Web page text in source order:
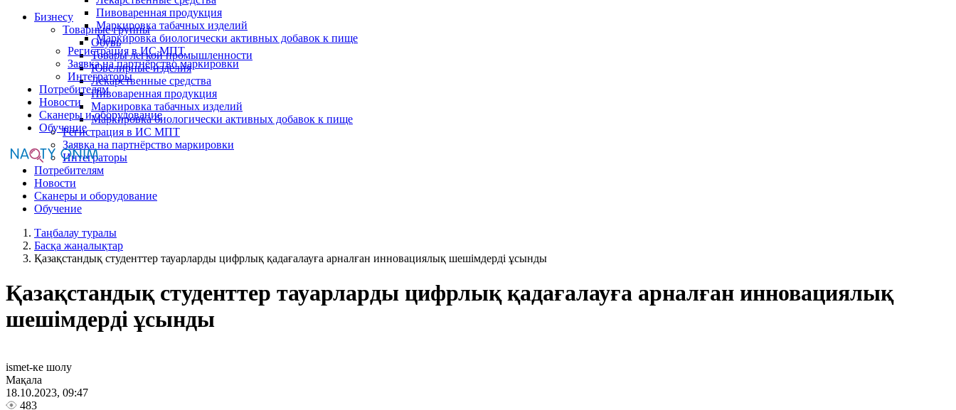
Пивоваренная продукция
Маркировка табачных изделий
Маркировка биологически активных добавок к пище
Регистрация в ИС МПТ
Заявка на партнёрство маркировки
Интеграторы
Потребителям
Новости
Сканеры и оборудование
Обучение
Бизнесу
Товарные группы
Обувь
Товары легкой промышленности
Ювелирные изделия
Лекарственные средства
Пивоваренная продукция
Маркировка табачных изделий
Маркировка биологически активных добавок к пище
Регистрация в ИС МПТ
Заявка на партнёрство маркировки
Интеграторы
Потребителям
Новости
Сканеры и оборудование
Обучение
Таңбалау туралы
Басқа жаңалықтар
Қазақстандық студенттер тауарларды цифрлық қадағалауға арналған инновациялық шешімдерді ұсынды
Қазақстандық студенттер тауарларды цифрлық қадағалауға арналған инновациялық
шешімдерді ұсынды
ismet-ке шолу
Мақала
18.10.2023, 09:47
483